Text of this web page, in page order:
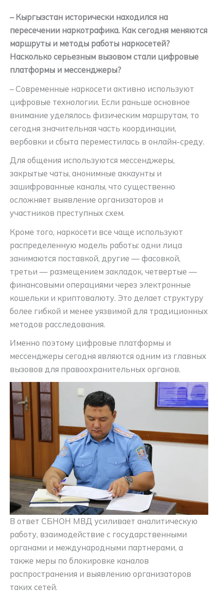
– Кыргызстан исторически находился на
пересечении наркотрафика. Как сегодня меняются
маршруты и методы работы наркосетей?
Насколько серьезным вызовом стали цифровые
платформы и мессенджеры?
– Современные наркосети активно используют
цифровые технологии. Если раньше основное
внимание уделялось физическим маршрутам, то
сегодня значительная часть координации,
вербовки и сбыта переместилась в онлайн-среду.
Для общения используются мессенджеры,
закрытые чаты, анонимные аккаунты и
зашифрованные каналы, что существенно
осложняет выявление организаторов и
участников преступных схем.
Кроме того, наркосети все чаще используют
распределенную модель работы: одни лица
занимаются поставкой, другие — фасовкой,
третьи — размещением закладок, четвертые —
финансовыми операциями через электронные
кошельки и криптовалюту. Это делает структуру
более гибкой и менее уязвимой для традиционных
методов расследования.
Именно поэтому цифровые платформы и
мессенджеры сегодня являются одним из главных
вызовов для правоохранительных органов.
В ответ СБНОН МВД усиливает аналитическую
работу, взаимодействие с государственными
органами и международными партнерами, а
также меры по блокировке каналов
распространения и выявлению организаторов
таких сетей.